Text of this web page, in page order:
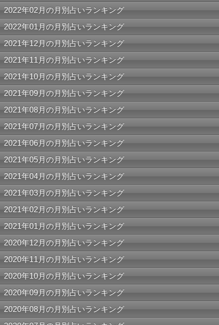
2022年02月の月別占いランキング
2022年01月の月別占いランキング
2021年12月の月別占いランキング
2021年11月の月別占いランキング
2021年10月の月別占いランキング
2021年09月の月別占いランキング
2021年08月の月別占いランキング
2021年07月の月別占いランキング
2021年06月の月別占いランキング
2021年05月の月別占いランキング
2021年04月の月別占いランキング
2021年03月の月別占いランキング
2021年02月の月別占いランキング
2021年01月の月別占いランキング
2020年12月の月別占いランキング
2020年11月の月別占いランキング
2020年10月の月別占いランキング
2020年09月の月別占いランキング
2020年08月の月別占いランキング